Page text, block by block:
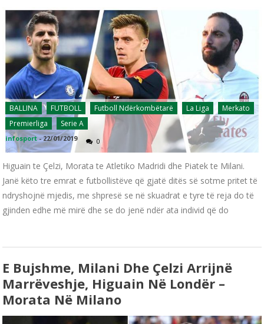
BALLINA FUTBOLL Futboll Ndërkombëtarë La Liga
Merkato
Premierliga
Serie A
infosport -22/01/2019 0
Higuain te Çelzi, Morata te Atletiko Madridi dhe Piatek te Milani.
Janë këto tre emrat e futbollistëve që gjatë ditës së sotme pritet të
ndryshojnë mjedis, me shpresë se në skuadrat e tyre të reja do të
gjinden edhe më mirë dhe se do jenë ndër ata individ që do
E Bujshme, Milani Dhe Çelzi Arrijnë
Marrëveshje, Higuain Në Londër –
Morata Në Milano